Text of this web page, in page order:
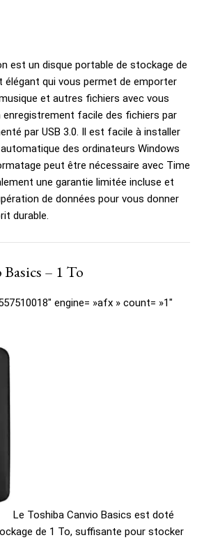
est un disque portable de stockage de
qui vous permet de emporter
et autres fichiers avec vous
facile des fichiers par
par USB 3.0. Il est facile à installer
des ordinateurs Windows
peut être nécessaire avec Time
une garantie limitée incluse et
de données pour vous donner
durable.
– 1 To
engine= »afx » count= »1″
Le Toshiba Canvio Basics est doté
de 1 To, suffisante pour stocker